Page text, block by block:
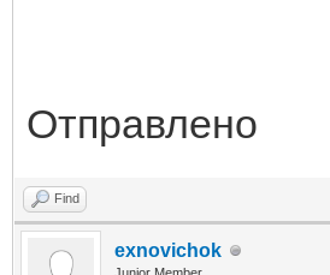
Отправлено
Find
exnovichok